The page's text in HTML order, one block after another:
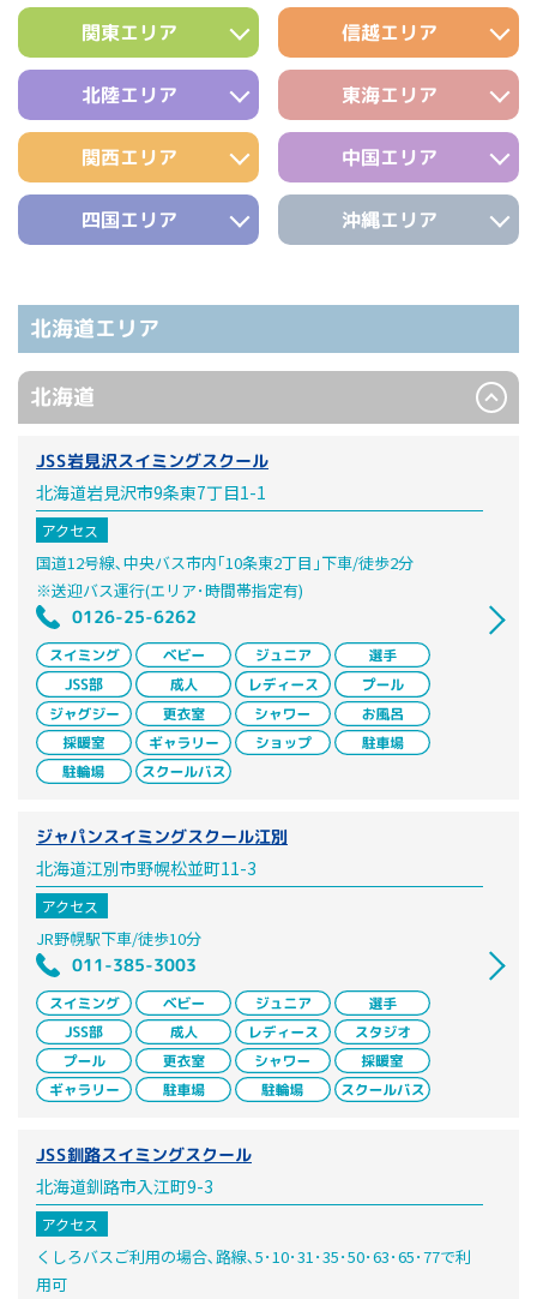
関東エリア 信越エリア
北陸エリア 東海エリア
関西エリア 中国エリア
四国エリア 沖縄エリア
北海道エリア
北海道
JSS岩見沢スイミングスクール
北海道岩見沢市9条東7丁目1-1
アクセス
国道12号線､中央バス市内｢10条東2丁目｣下車/徒歩2分
※送迎バス運行(エリア･時間帯指定有)
0126-25-6262
ジャパンスイミングスクール江別
北海道江別市野幌松並町11-3
アクセス
JR野幌駅下車/徒歩10分
011-385-3003
JSS釧路スイミングスクール
北海道釧路市入江町9-3
アクセス
くしろバスご利用の場合､路線､5･10･31･35･50･63･65･77で利
用可